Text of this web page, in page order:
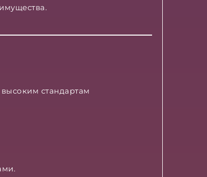
стандартам